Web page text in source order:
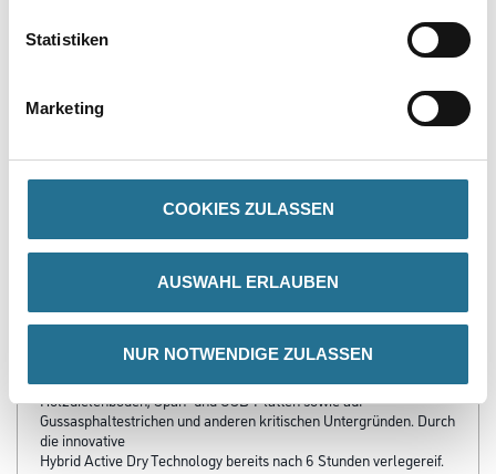
Statistiken
Marketing
COOKIES ZULASSEN
AUSWAHL ERLAUBEN
NUR NOTWENDIGE ZULASSEN
4086-004728
PRODUKTEIGENSCHAFTEN
Produkteigenschaft
Calciumsulfatspachtelmasse mit der schnellen Trocknung
Eingebettete Fasern mit armierender Wirkung ersparen das
Einlegen eines Armierungsgewebes. Besonders geeignet auf
Holzdielenböden, Span- und OSB-Platten sowie auf
Gussasphaltestrichen und anderen kritischen Untergründen. Durch
die innovative
Hybrid Active Dry Technology bereits nach 6 Stunden verlegereif.